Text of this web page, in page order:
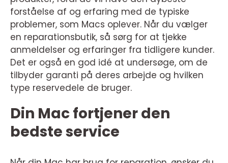
forståelse af og erfaring med de typiske
problemer, som Macs oplever. Når du vælger
en reparationsbutik, så sørg for at tjekke
anmeldelser og erfaringer fra tidligere kunder.
Det er også en god idé at undersøge, om de
tilbyder garanti på deres arbejde og hvilken
type reservedele de bruger.
Din Mac fortjener den
bedste service